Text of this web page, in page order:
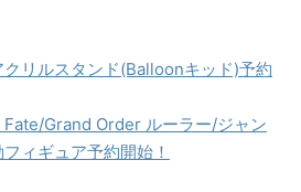
リルスタンド(Balloonキッド)予約
Fate/Grand Order ルーラー/ジャン
ィギュア予約開始！